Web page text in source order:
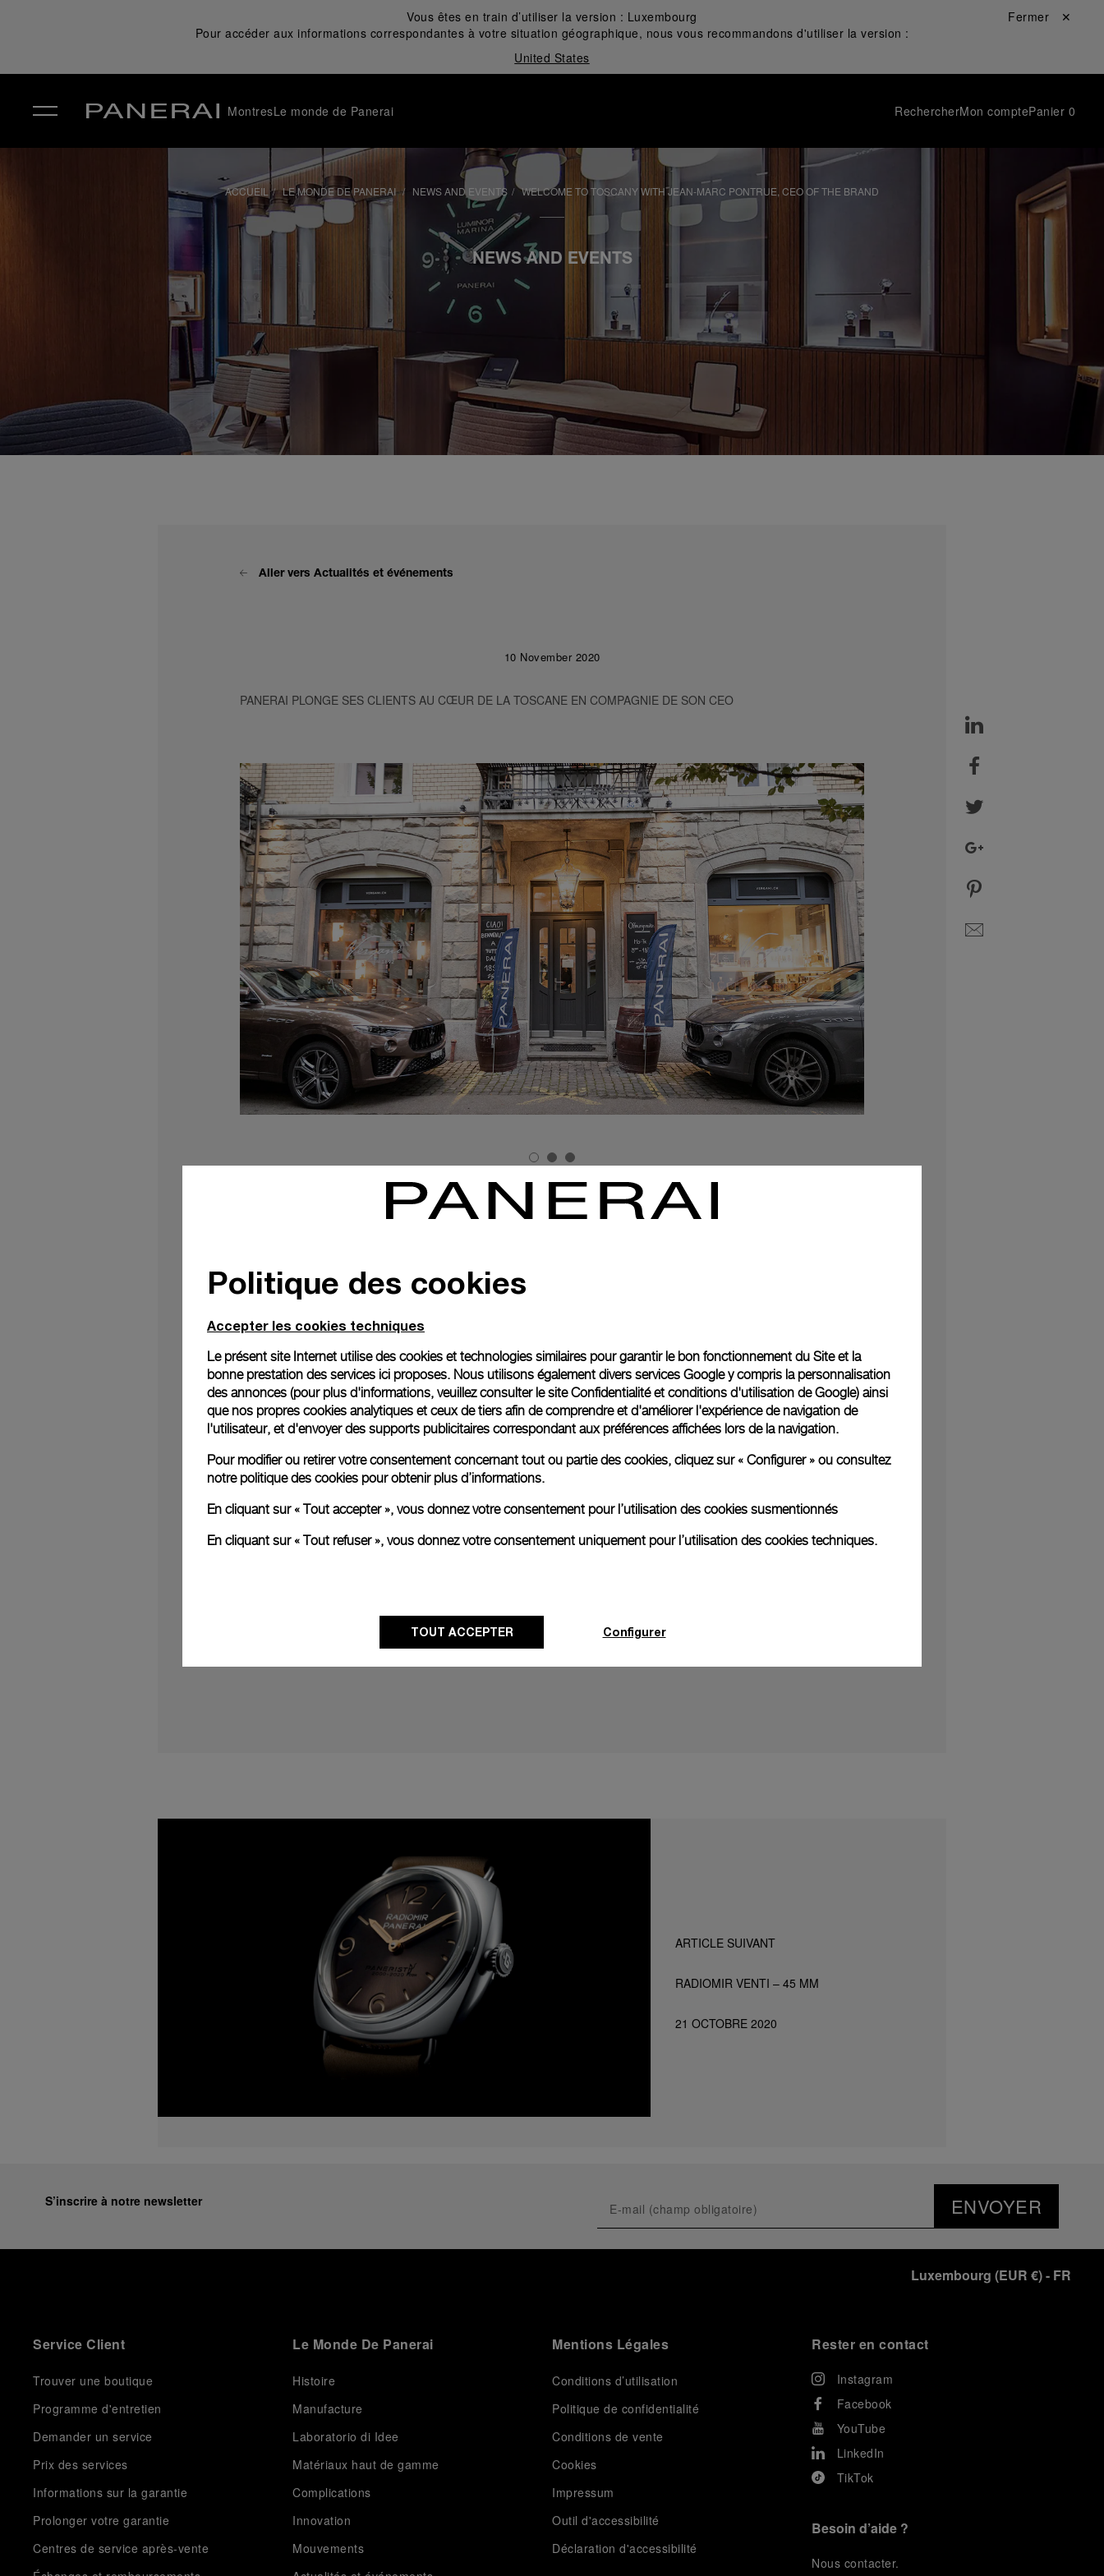
Vous êtes en train d’utiliser la version : Luxembourg
Pour accéder aux informations correspondantes à votre situation géographique, nous vous recommandons d'utiliser la version :
United States
Fermer ✕
MontresLe monde de Panerai RechercherMon comptePanier 0
ACCUEIL LE MONDE DE PANERAI NEWS AND EVENTS WELCOME TO TOSCANY WITH JEAN-MARC PONTRUE, CEO OF THE BRAND
NEWS AND EVENTS
Aller vers Actualités et événements
10 November 2020
PANERAI PLONGE SES CLIENTS AU CŒUR DE LA TOSCANE EN COMPAGNIE DE SON CEO
Le 29 septembre dernier, la Maison Panerai invitait ses clients à découvrir la PAM 00974 Submersible
L’occasion d’associer le temps d’une soirée la tradition du vin à l’innovation des montres Panerai.
ARTICLE SUIVANT
RADIOMIR VENTI – 45 MM
21 OCTOBRE 2020
S’inscrire à notre newsletter ENVOYER
Luxembourg (EUR €)- FR
Service Client
Trouver une boutique
Programme d'entretien
Demander un service
Prix des services
Informations sur la garantie
Prolonger votre garantie
Centres de service après-vente
Le Monde De Panerai
Histoire
Manufacture
Laboratorio di Idee
Matériaux haut de gamme
Complications
Innovation
Mouvements
Mentions Légales
Conditions d’utilisation
Politique de confidentialité
Conditions de vente
Cookies
Impressum
Outil d'accessibilité
Déclaration d'accessibilité
Rester en contact
Instagram
Facebook
YouTube
LinkedIn
TikTok
Besoin d’aide ?
Nous contacter.
Politique des cookies
Accepter les cookies techniques
Le présent site Internet utilise des cookies et technologies similaires pour garantir le bon fonctionnement du Site et la
bonne prestation des services ici proposes. Nous utilisons également divers services Google y compris la personnalisation
des annonces (pour plus d'informations, veuillez consulter lesite Confidentialité et conditions d'utilisation de Google) ainsi
que nos propres cookies analytiques et ceux de tiers afin de comprendre et d'améliorer l'expérience de navigation de
l'utilisateur, et d'envoyer des supports publicitaires correspondant aux préférences affichées lors de la navigation.
Pour modifier ou retirer votre consentement concernant tout ou partie des cookies, cliquez sur « Configurer » ou consultez
notre politique des cookies pour obtenir plus d’informations.
En cliquant sur « Tout accepter », vous donnez votre consentement pour l’utilisation des cookies susmentionnés
En cliquant sur « Tout refuser », vous donnez votre consentement uniquement pour l’utilisation des cookies techniques.
TOUT ACCEPTER Configurer